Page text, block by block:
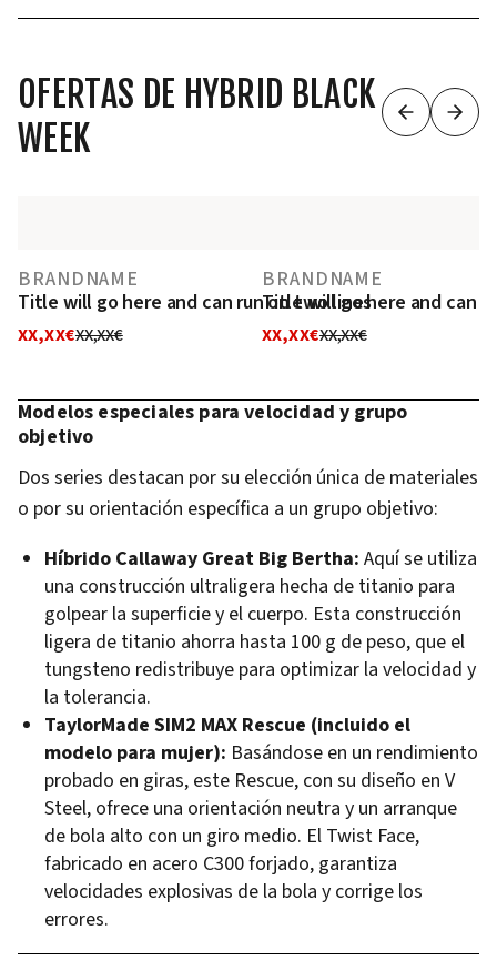
OFERTAS DE HYBRID BLACK
WEEK
BRANDNAME
Title will go here and can run on two lines
XX,XX€XX,XX€
BRANDNAME
Title will go here and can
XX,XX€XX,XX€
Modelos especiales para velocidad y grupo
objetivo
Dos series destacan por su elección única de materiales
o por su orientación específica a un grupo objetivo:
Híbrido Callaway Great Big Bertha: Aquí se utiliza
una construcción ultraligera hecha de titanio para
golpear la superficie y el cuerpo. Esta construcción
ligera de titanio ahorra hasta 100 g de peso, que el
tungsteno redistribuye para optimizar la velocidad y
la tolerancia.
TaylorMade SIM2 MAX Rescue (incluido el
modelo para mujer): Basándose en un rendimiento
probado en giras, este Rescue, con su diseño en V
Steel, ofrece una orientación neutra y un arranque
de bola alto con un giro medio. El Twist Face,
fabricado en acero C300 forjado, garantiza
velocidades explosivas de la bola y corrige los
errores.